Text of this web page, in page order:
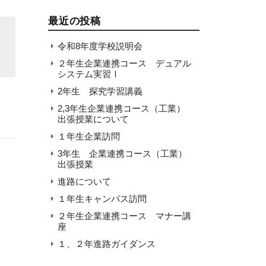
最近の投稿
令和8年度学校説明会
２年生企業連携コース デュアル
システム実習Ⅰ
2年生 探究学習講義
2,3年生企業連携コース（工業）
出張授業について
１年生企業訪問
3年生 企業連携コース（工業）
出張授業
進路について
１年生キャンパス訪問
２年生企業連携コース マナー講
座
１、２年進路ガイダンス